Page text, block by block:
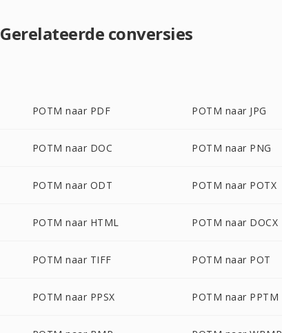
Gerelateerde conversies
POTM naar PDF POTM naar JPG
POTM naar DOC POTM naar PNG
POTM naar ODT POTM naar POTX
POTM naar HTML POTM naar DOCX
POTM naar TIFF POTM naar POT
POTM naar PPSX POTM naar PPTM